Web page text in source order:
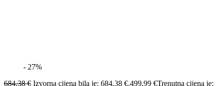
- 27%
684,38€ Izvorna cijena bila je: 684,38 €.499,99 €Trenutna cijena je: